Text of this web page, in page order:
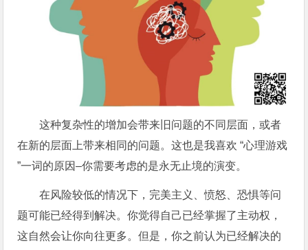
这种复杂性的增加会带来旧问题的不同层面，或者
在新的层面上带来相同的问题。这也是我喜欢 “心理游戏
”一词的原因–你需要考虑的是永无止境的演变。
在风险较低的情况下，完美主义、愤怒、恐惧等问
题可能已经得到解决。你觉得自己已经掌握了主动权，
这自然会让你向往更多。但是，你之前认为已经解决的